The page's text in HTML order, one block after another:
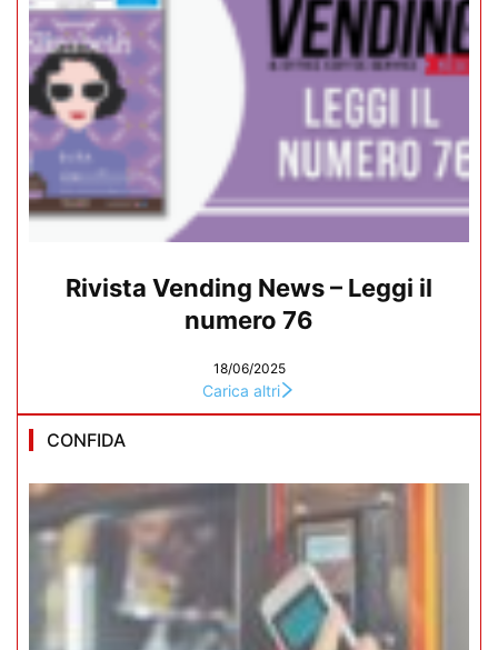
Rivista Vending News – Leggi il
numero 76
18/06/2025
Carica altri
CONFIDA